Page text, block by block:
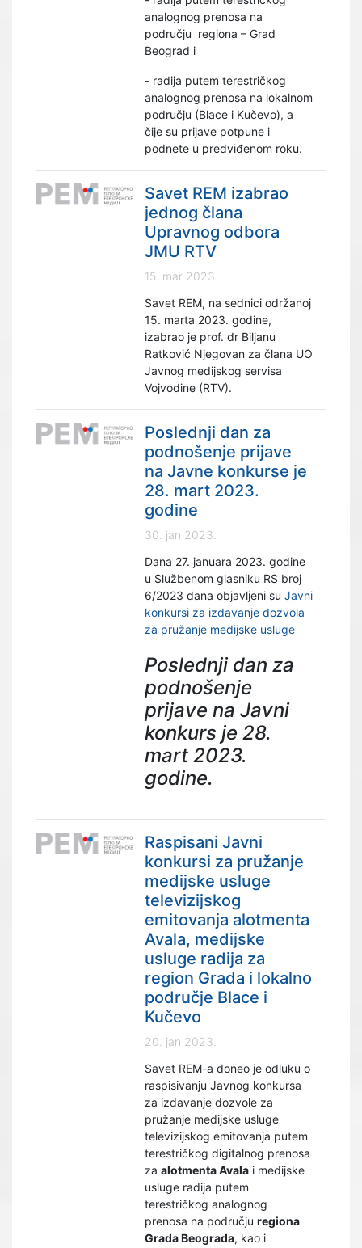
analognog prenosa na
području regiona – Grad
Beograd i
- radija putem terestričkog
analognog prenosa na lokalnom
području (Blace i Kučevo), a
čije su prijave potpune i
podnete u predviđenom roku.
Savet REM izabrao
jednog člana
Upravnog odbora
JMU RTV
15. mar 2023.
Savet REM, na sednici održanoj
15. marta 2023. godine,
izabrao je prof. dr Biljanu
Ratković Njegovan za člana UO
Javnog medijskog servisa
Vojvodine (RTV).
Poslednji dan za
podnošenje prijave
na Javne konkurse je
28. mart 2023.
godine
30. jan 2023.
Dana 27. januara 2023. godine
u Službenom glasniku RS broj
6/2023 dana objavljeni suJavni
konkursi za izdavanje dozvola
za pružanje medijske usluge
Poslednji dan za
podnošenje
prijave na Javni
konkurs je 28.
mart 2023.
godine.
Raspisani Javni
konkursi za pružanje
medijske usluge
televizijskog
emitovanja alotmenta
Avala, medijske
usluge radija za
region Grada i lokalno
područje Blace i
Kučevo
20. jan 2023.
Savet REM-a doneo je odluku o
raspisivanju Javnog konkursa
za izdavanje dozvole za
pružanje medijske usluge
televizijskog emitovanja putem
terestričkog digitalnog prenosa
zaalotmenta Avala i medijske
usluge radija putem
terestričkog analognog
prenosa na područjuregiona
Grada Beograda, kao i